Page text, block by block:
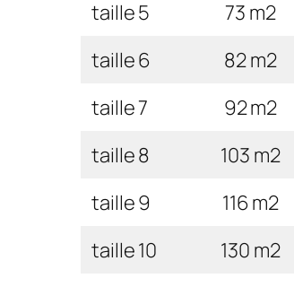
taille 5
73 m2
taille 6
82 m2
taille 7
92 m2
taille 8
103 m2
taille 9
116 m2
taille 10
130 m2